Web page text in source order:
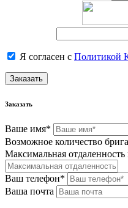
Я согласен с Политикой
Заказать
Заказать
Ваше имя*
Возможное количество
Максимальная
Ваш телефон*
Ваша почта